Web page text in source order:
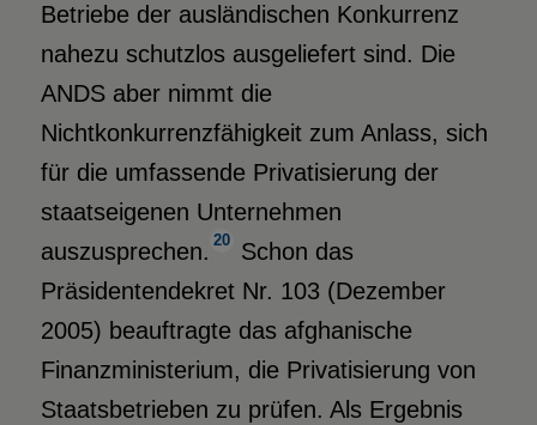
Betriebe der ausländischen Konkurrenz
nahezu schutzlos ausgeliefert sind. Die
ANDS aber nimmt die
Nichtkonkurrenzfähigkeit zum Anlass, sich
für die umfassende Privatisierung der
staatseigenen Unternehmen
auszusprechen. 20
Schon das
Präsidentendekret Nr. 103 (Dezember
2005) beauftragte das afghanische
Finanzministerium, die Privatisierung von
Staatsbetrieben zu prüfen. Als Ergebnis